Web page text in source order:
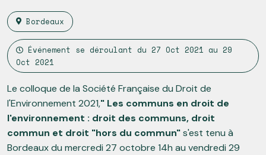
Bordeaux
Événement se déroulant du 27 Oct 2021 au 29
Oct 2021
Le colloque de la Société Française du Droit de
l'Environnement 2021," Les communs en droit de
l'environnement : droit des communs, droit
commun et droit "hors du commun"s'est tenu à
Bordeaux du mercredi 27 octobre 14h au vendredi 29